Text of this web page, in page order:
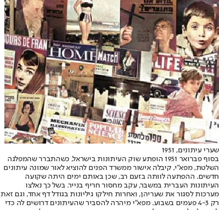
שערי עיתונים, 1951
בסוף פברואר 1951 הופתע שוק העיתונות בישראל, כשהתברר שהמפלגה
השלטת, מפא"י, קיבלה אישור ממשרד הפנים להוציא לאור שמונה עיתונים
חדשים. ההפתעה לוותה בזעם רב, שכן באותם ימים היתה שקועה
העיתונות העברית במשבר, עקב מחסור חריף בנייר. בשל כך נאלצו
מערכות לסגור את שעריהן, ואחרות חילקו גיליונות בגודל דף אחד, וגם זאת
רק 4-3 פעמים בשבוע. מפא"י מיהרה להסביר שהעיתונים דרושים לה כדי